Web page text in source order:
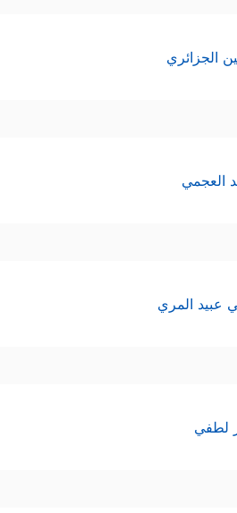
الجزائري
العجمي
عبيد المري
لطفي